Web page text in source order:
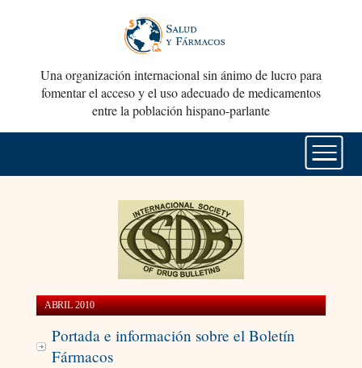
Una organización internacional sin ánimo de lucro para
fomentar el acceso y el uso adecuado de medicamentos
entre la población hispano-parlante
ABRIL 2010
Portada e información sobre el Boletín
Fármacos